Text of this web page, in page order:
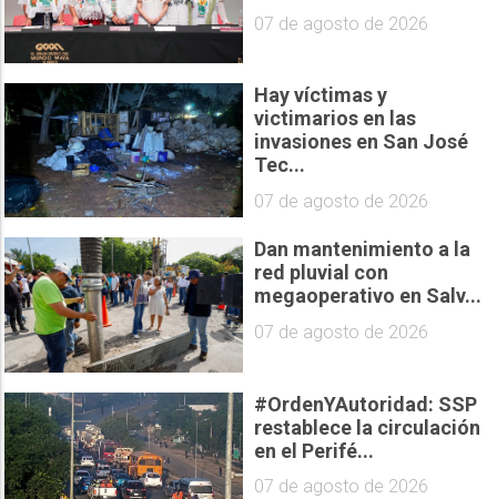
07 de agosto de 2026
Hay víctimas y
victimarios en las
invasiones en San José
Tec...
07 de agosto de 2026
Dan mantenimiento a la
red pluvial con
megaoperativo en Salv...
07 de agosto de 2026
#OrdenYAutoridad: SSP
restablece la circulación
en el Perifé...
07 de agosto de 2026